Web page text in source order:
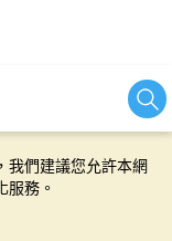
服務，並有助於為
我們建議您允許本網
服務。